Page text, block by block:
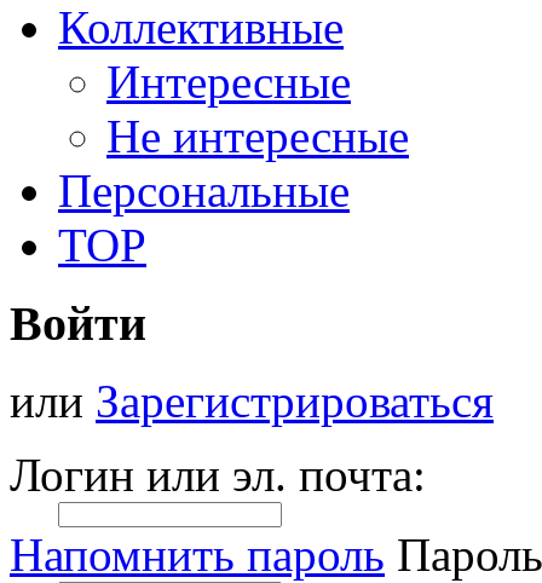
Коллективные
Интересные
Не интересные
Персональные
TOP
Войти
или Зарегистрироваться
Логин или эл. почта:
Напомнить пароль